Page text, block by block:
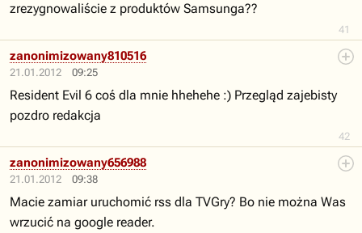
41
zrezygnowaliście z produktów Samsunga??
21.01.2012 09:25
42
zanonimizowany810516
Resident Evil 6 coś dla mnie hhehehe :) Przegląd zajebisty
pozdro redakcja
21.01.2012 09:38
zanonimizowany656988
Macie zamiar uruchomić rss dla TVGry? Bo nie można Was
wrzucić na google reader.